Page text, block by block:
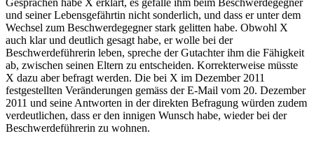
Gesprächen habe X erklärt, es gefalle ihm beim Beschwerdegegner
und seiner Lebensgefährtin nicht sonderlich, und dass er unter dem
Wechsel zum Beschwerdegegner stark gelitten habe. Obwohl X
auch klar und deutlich gesagt habe, er wolle bei der
Beschwerdeführerin leben, spreche der Gutachter ihm die Fähigkeit
ab, zwischen seinen Eltern zu entscheiden. Korrekterweise müsste
X dazu aber befragt werden. Die bei X im Dezember 2011
festgestellten Veränderungen gemäss der E-Mail vom 20. Dezember
2011 und seine Antworten in der direkten Befragung würden zudem
verdeutlichen, dass er den innigen Wunsch habe, wieder bei der
Beschwerdeführerin zu wohnen.